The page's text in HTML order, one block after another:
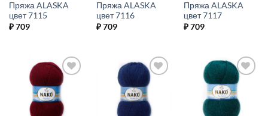
Пряжа ALASKA
цвет 7115
₽709
Пряжа ALASKA
цвет 7116
₽709
Пряжа ALASKA
цвет 7117
₽709
Добавить в
избранное.
Добавить в
избранное.
Добавить в
избранное.